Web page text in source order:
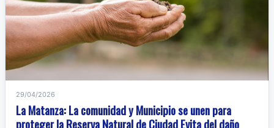
29/04/2026
La Matanza: La comunidad y Municipio se unen para
proteger la Reserva Natural de Ciudad Evita del daño